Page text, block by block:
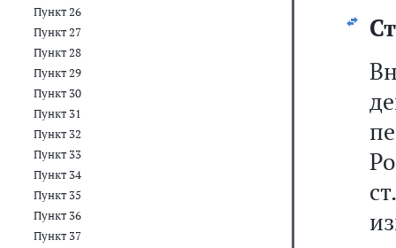
Пункт 26
Пункт 27
Пункт 28
Пункт 29
Пункт 30
Пункт 31
Пункт 32
Пункт 33
Пункт 34
Пункт 35
Пункт 36
Пункт 37